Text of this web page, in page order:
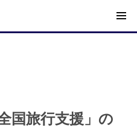
国旅行支援」の